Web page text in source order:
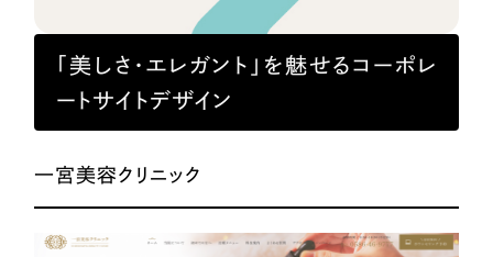
「美しさ・エレガント」を魅せるコーポレ
ートサイトデザイン
一宮美容クリニック